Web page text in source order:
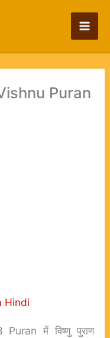
Vishnu Puran
Hindi
Puran में विष्णु पुराण